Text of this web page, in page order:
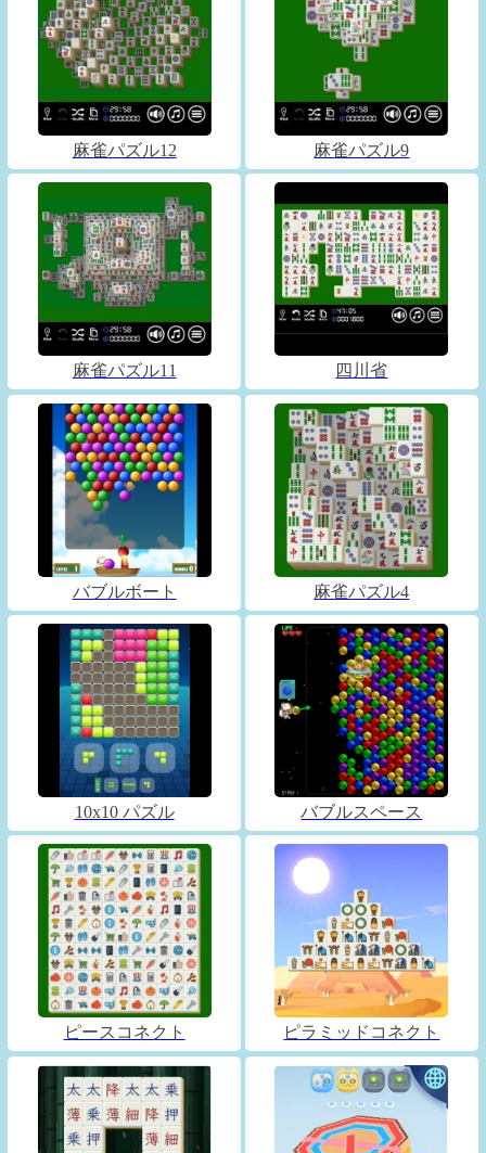
麻雀パズル12 麻雀パズル9
麻雀パズル11 四川省
バブルボート 麻雀パズル4
10x10 パズル バブルスペース
ピースコネクト ピラミッドコネクト